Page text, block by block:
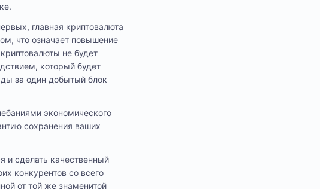
главная криптовалюта
что означает повышение
не будет
который будет
за один добытый блок
экономического
сохранения ваших
и сделать качественный
конкурентов со всего
от той же знаменитой